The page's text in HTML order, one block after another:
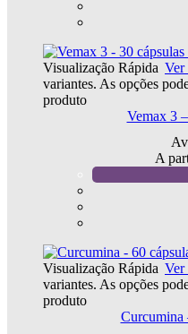
Visualização Rápida Ver
variantes. As opções
produto
Vemax 3
A
Visualização Rápida Ver
variantes. As opções
produto
Curcumina